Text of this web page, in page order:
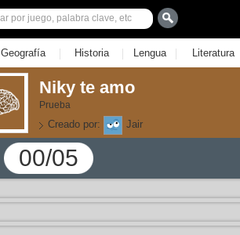
Geografía | Historia | Lengua | Literatura
Niky te amo
Prueba
Creado por: Jair
00/05